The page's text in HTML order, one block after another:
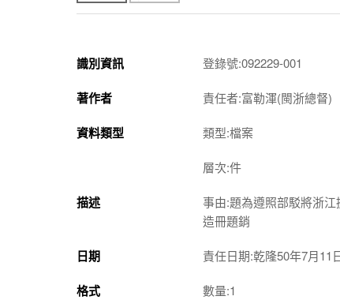
識別資訊 登錄號:092229-001
著作者 責任者:富勒渾(閩浙總督)
資料類型 類型:檔案
層次:件
描述
事由:題為遵照部駁將浙
造冊題銷
日期 責任日期:乾隆50年7月11
格式 數量:1